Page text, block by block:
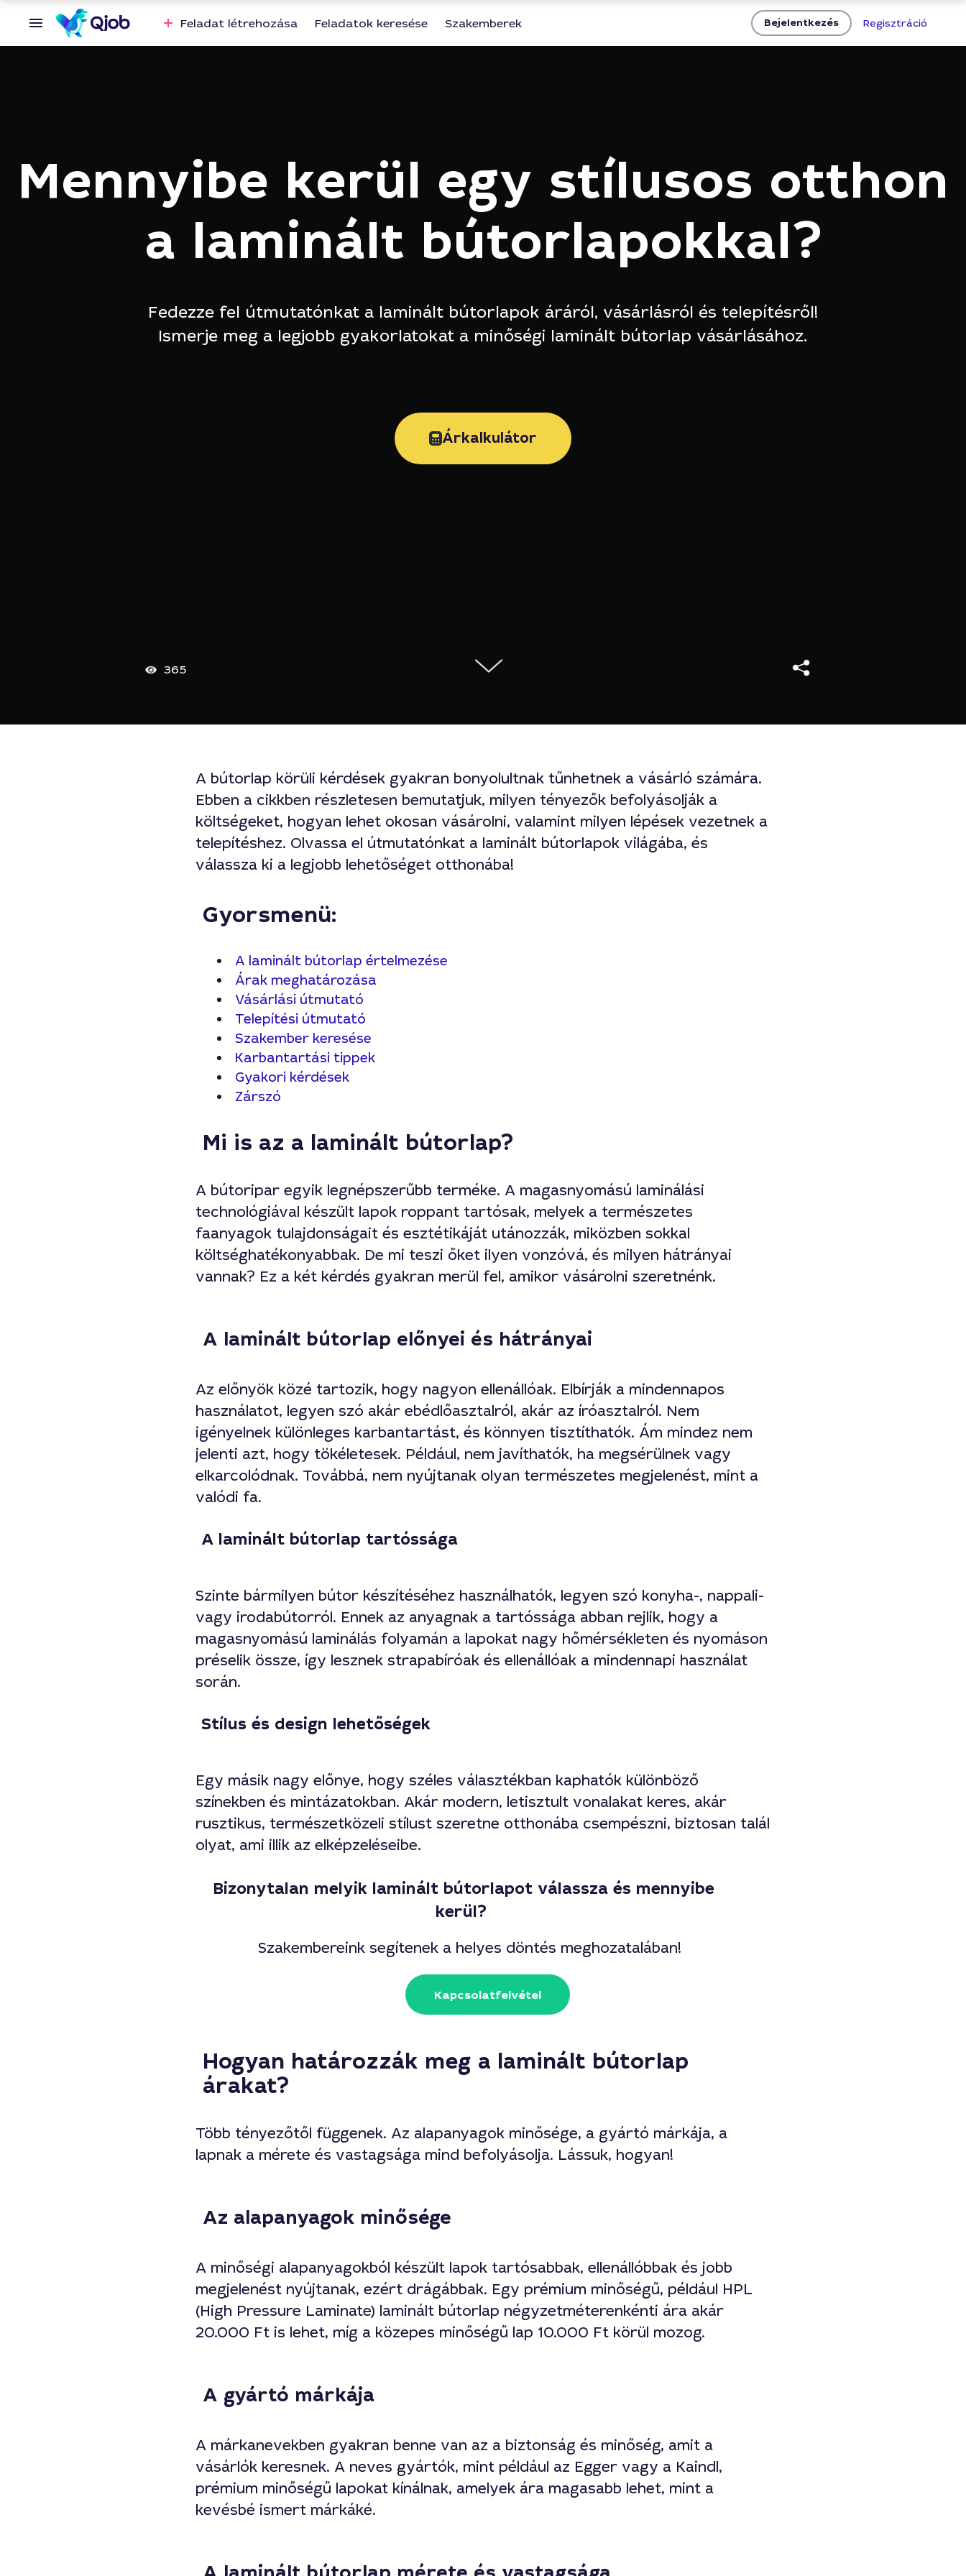
Feladat létrehozása Feladatok keresése Szakemberek Bejelentkezés Regisztráció
Mennyibe kerül egy stílusos otthon
a laminált bútorlapokkal?
Fedezze fel útmutatónkat a laminált bútorlapok áráról, vásárlásról és telepítésről!
Ismerje meg a legjobb gyakorlatokat a minőségi laminált bútorlap vásárlásához.
Árkalkulátor
365
A bútorlap körüli kérdések gyakran bonyolultnak tűnhetnek a vásárló számára.
Ebben a cikkben részletesen bemutatjuk, milyen tényezők befolyásolják a
költségeket, hogyan lehet okosan vásárolni, valamint milyen lépések vezetnek a
telepítéshez. Olvassa el útmutatónkat a laminált bútorlapok világába, és
válassza ki a legjobb lehetőséget otthonába!
Gyorsmenü:
A laminált bútorlap értelmezése
Árak meghatározása
Vásárlási útmutató
Telepítési útmutató
Szakember keresése
Karbantartási tippek
Gyakori kérdések
Zárszó
Mi is az a laminált bútorlap?
A bútoripar egyik legnépszerűbb terméke. A magasnyomású laminálási
technológiával készült lapok roppant tartósak, melyek a természetes
faanyagok tulajdonságait és esztétikáját utánozzák, miközben sokkal
költséghatékonyabbak. De mi teszi őket ilyen vonzóvá, és milyen hátrányai
vannak? Ez a két kérdés gyakran merül fel, amikor vásárolni szeretnénk.
A laminált bútorlap előnyei és hátrányai
Az előnyök közé tartozik, hogy nagyon ellenállóak. Elbírják a mindennapos
használatot, legyen szó akár ebédlőasztalról, akár az íróasztalról. Nem
igényelnek különleges karbantartást, és könnyen tisztíthatók. Ám mindez nem
jelenti azt, hogy tökéletesek. Például, nem javíthatók, ha megsérülnek vagy
elkarcolódnak. Továbbá, nem nyújtanak olyan természetes megjelenést, mint a
valódi fa.
A laminált bútorlap tartóssága
Szinte bármilyen bútor készítéséhez használhatók, legyen szó konyha-, nappali-
vagy irodabútorról. Ennek az anyagnak a tartóssága abban rejlik, hogy a
magasnyomású laminálás folyamán a lapokat nagy hőmérsékleten és nyomáson
préselik össze, így lesznek strapabíróak és ellenállóak a mindennapi használat
során.
Stílus és design lehetőségek
Egy másik nagy előnye, hogy széles választékban kaphatók különböző
színekben és mintázatokban. Akár modern, letisztult vonalakat keres, akár
rusztikus, természetközeli stílust szeretne otthonába csempészni, biztosan talál
olyat, ami illik az elképzeléseibe.
Bizonytalan melyik laminált bútorlapot válassza és mennyibe
kerül?
Szakembereink segítenek a helyes döntés meghozatalában!
Kapcsolatfelvétel
Hogyan határozzák meg a laminált bútorlap
árakat?
Több tényezőtől függenek. Az alapanyagok minősége, a gyártó márkája, a
lapnak a mérete és vastagsága mind befolyásolja. Lássuk, hogyan!
Az alapanyagok minősége
A minőségi alapanyagokból készült lapok tartósabbak, ellenállóbbak és jobb
megjelenést nyújtanak, ezért drágábbak. Egy prémium minőségű, például HPL
(High Pressure Laminate) laminált bútorlap négyzetméterenkénti ára akár
20.000 Ft is lehet, míg a közepes minőségű lap 10.000 Ft körül mozog.
A gyártó márkája
A márkanevekben gyakran benne van az a biztonság és minőség, amit a
vásárlók keresnek. A neves gyártók, mint például az Egger vagy a Kaindl,
prémium minőségű lapokat kínálnak, amelyek ára magasabb lehet, mint a
kevésbé ismert márkáké.